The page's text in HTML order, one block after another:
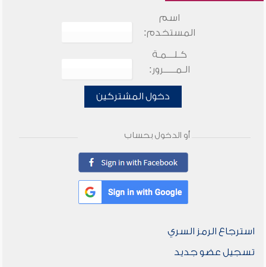
اسم
المستخدم:
كـلـــمـة
الـمـــــرور:
دخول المشتركين
أو الدخول بحساب
استرجاع الرمز السري
تسجيل عضو جديد